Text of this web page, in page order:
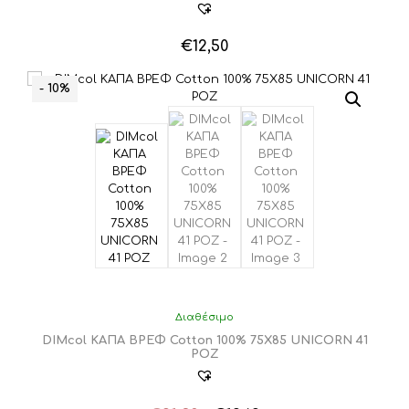
€12,50
- 10%
Διαθέσιμο
DIMcol ΚΑΠΑ ΒΡΕΦ Cotton 100% 75X85 UNICORN 41
ΡΟΖ